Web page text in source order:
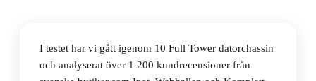
I testet har vi gått igenom 10 Full Tower datorchassin
och analyserat över 1 200 kundrecensioner från